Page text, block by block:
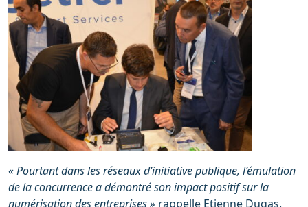
« Pourtant dans les réseaux d’initiative publique, l’émulation
de la concurrence a démontré son impact positif sur la
numérisation des entreprises » rappelle Etienne Dugas.